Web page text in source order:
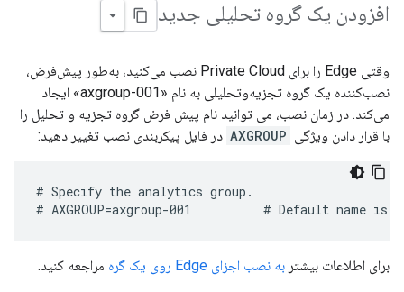
افزودن یک گروه تحلیلی جدید
وقتی Edge را برای Private Cloud نصب می‌کنید، به‌طور پیش‌فرض،
نصب‌کننده یک گروه تجزیه‌وتحلیلی به نام «axgroup-001» ایجاد
می‌کند. در زمان نصب، می توانید نام پیش فرض گروه تجزیه و تحلیل را
با قرار دادن ویژگی AXGROUP در فایل پیکربندی نصب تغییر دهید:
# Specify the analytics group.
# AXGROUP=axgroup-001          # Default name is
برای اطلاعات بیشتر به نصب اجزای Edge روی یک گره مراجعه کنید.